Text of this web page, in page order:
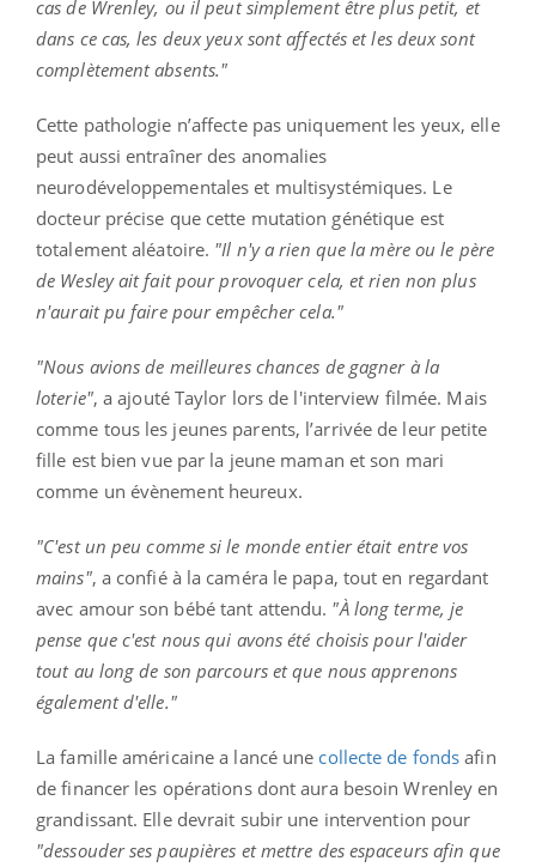
cas de Wrenley, ou il peut simplement être plus petit, et
dans ce cas, les deux yeux sont affectés et les deux sont
complètement absents."
Cette pathologie n’affecte pas uniquement les yeux, elle
peut aussi entraîner des anomalies
neurodéveloppementales et multisystémiques. Le
docteur précise que cette mutation génétique est
totalement aléatoire. "Il n'y a rien que la mère ou le père
de Wesley ait fait pour provoquer cela, et rien non plus
n'aurait pu faire pour empêcher cela."
"Nous avions de meilleures chances de gagner à la
loterie", a ajouté Taylor lors de l'interview filmée. Mais
comme tous les jeunes parents, l’arrivée de leur petite
fille est bien vue par la jeune maman et son mari
comme un évènement heureux.
"C'est un peu comme si le monde entier était entre vos
mains", a confié à la caméra le papa, tout en regardant
avec amour son bébé tant attendu. "À long terme, je
pense que c'est nous qui avons été choisis pour l'aider
tout au long de son parcours et que nous apprenons
également d'elle."
La famille américaine a lancé une collecte de fonds afin
de financer les opérations dont aura besoin Wrenley en
grandissant. Elle devrait subir une intervention pour
"dessouder ses paupières et mettre des espaceurs afin que